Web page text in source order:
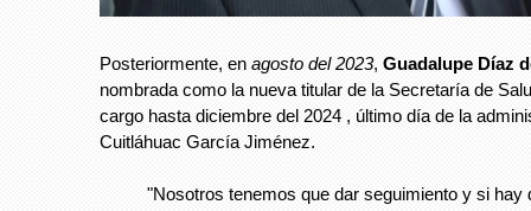
Posteriormente, en agosto del 2023, Guadalupe Díaz
nombrada como la nueva titular de la Secretaría de
cargo hasta diciembre del 2024 , último día de la
Cuitláhuac García Jiménez.
"Nosotros tenemos que dar seguimiento y si hay